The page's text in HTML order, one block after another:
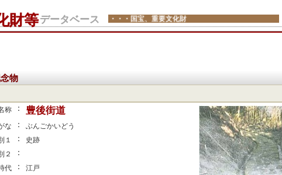
財等データベース ・・・国宝、重要文化財
物
称 ： 豊後街道
な ：
ぶんごかいどう
１
：
史跡
２
：
代 ：
江戸